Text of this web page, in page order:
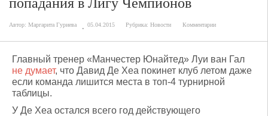
Автор: Маргарита Гуриева 05.04.2015 Рубрика: Новости Комментарии
Главный тренер «Манчестер Юнайтед» Луи ван Гал
не думает, что Давид Де Хеа покинет клуб летом даже
если команда лишится места в топ-4 турнирной
таблицы.
У Де Хеа остался всего год действующего